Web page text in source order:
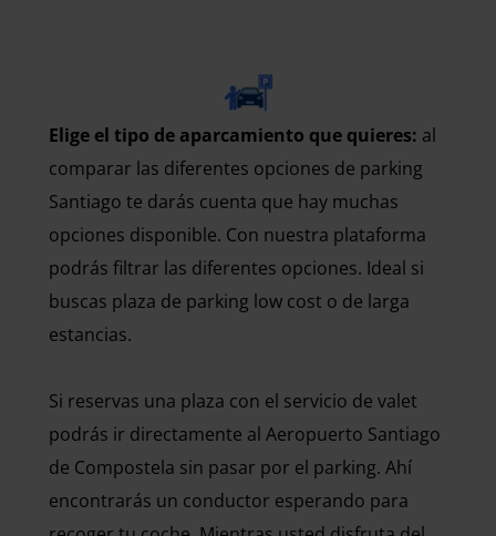
Elige el tipo de aparcamiento que quieres: al
comparar las diferentes opciones de parking
Santiago te darás cuenta que hay muchas
opciones disponible. Con nuestra plataforma
podrás filtrar las diferentes opciones. Ideal si
buscas plaza de parking low cost o de larga
estancias.
Si reservas una plaza con el servicio de valet
podrás ir directamente al Aeropuerto Santiago
de Compostela sin pasar por el parking. Ahí
encontrarás un conductor esperando para